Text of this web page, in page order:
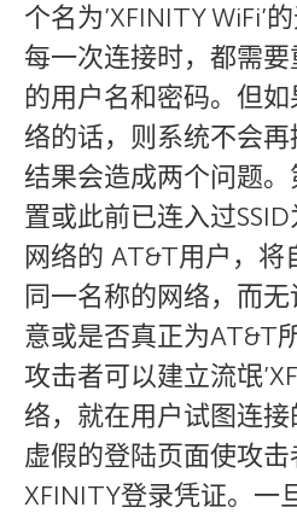
个名为’XFINITY WiFi’
每一次连接时，都需
的用户名和密码。但
络的话，则系统不会
结果会造成两个问题
置或此前已连入过
网络的 AT&T用户，将
同一名称的网络，而
意或是否真正为AT&T
攻击者可以建立流氓
络，就在用户试图连
虚假的登陆页面使攻
XFINITY登录凭证。一